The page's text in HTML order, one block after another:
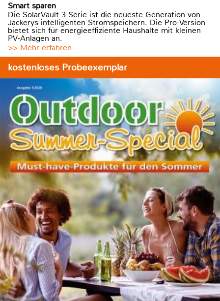
Smart sparen
Die SolarVault 3 Serie ist die neueste Generation von
Jackerys intelligenten Stromspeichern. Die Pro-Version
bietet sich für energieeffiziente Haushalte mit kleinen
PV-Anlagen an.
>> Mehr erfahren
kostenloses Probeexemplar